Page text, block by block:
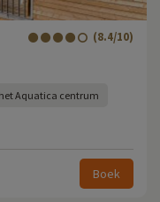
(8.4/10)
Aquatica centrum
Boek